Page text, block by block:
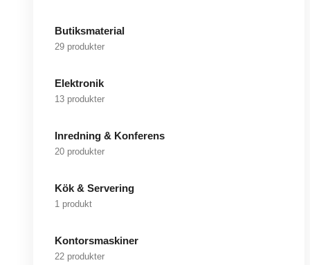
Butiksmaterial
29 produkter
Elektronik
13 produkter
Inredning & Konferens
20 produkter
Kök & Servering
1 produkt
Kontorsmaskiner
22 produkter